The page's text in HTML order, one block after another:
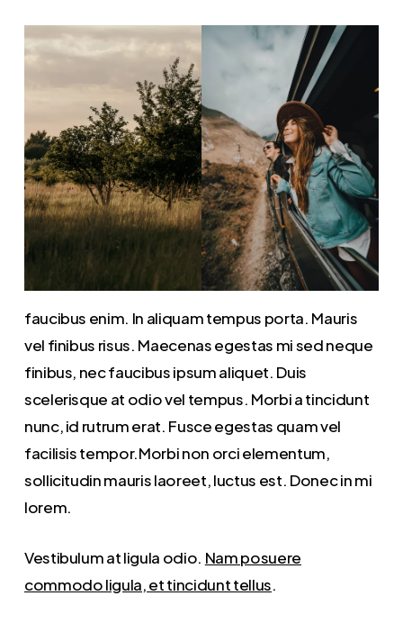
faucibus enim. In aliquam tempus porta. Mauris
vel finibus risus. Maecenas egestas mi sed neque
finibus, nec faucibus ipsum aliquet. Duis
scelerisque at odio vel tempus. Morbi a tincidunt
nunc, id rutrum erat. Fusce egestas quam vel
facilisis tempor.Morbi non orci elementum,
sollicitudin mauris laoreet, luctus est. Donec in mi
lorem.
Vestibulum at ligula odio. Nam posuere
commodo ligula, et tincidunt tellus.